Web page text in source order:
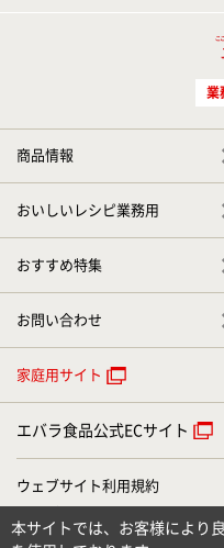
業
商品情報
おいしいレシピ業務用
おすすめ特集
お問い合わせ
家庭用サイト
エバラ食品公式ECサイト
ウェブサイト利用規約
個人情報のお取り扱いについて
本サイトでは、お客様により